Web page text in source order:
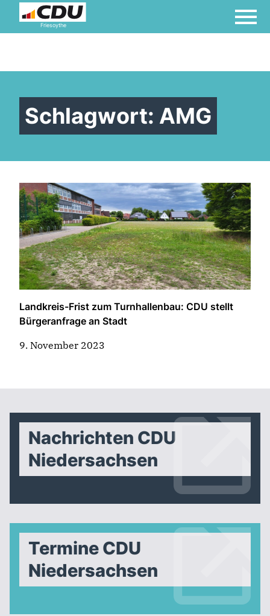
Friesoythe
Schlagwort: AMG
Landkreis-Frist zum Turnhallenbau: CDU stellt
Bürgeranfrage an Stadt
9. November 2023
Nachrichten CDU
Niedersachsen
Termine CDU
Niedersachsen